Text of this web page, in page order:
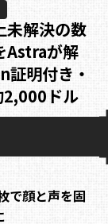
未解決の数
Astraが解
証明付き・
2,000ドル
で顔と声を固